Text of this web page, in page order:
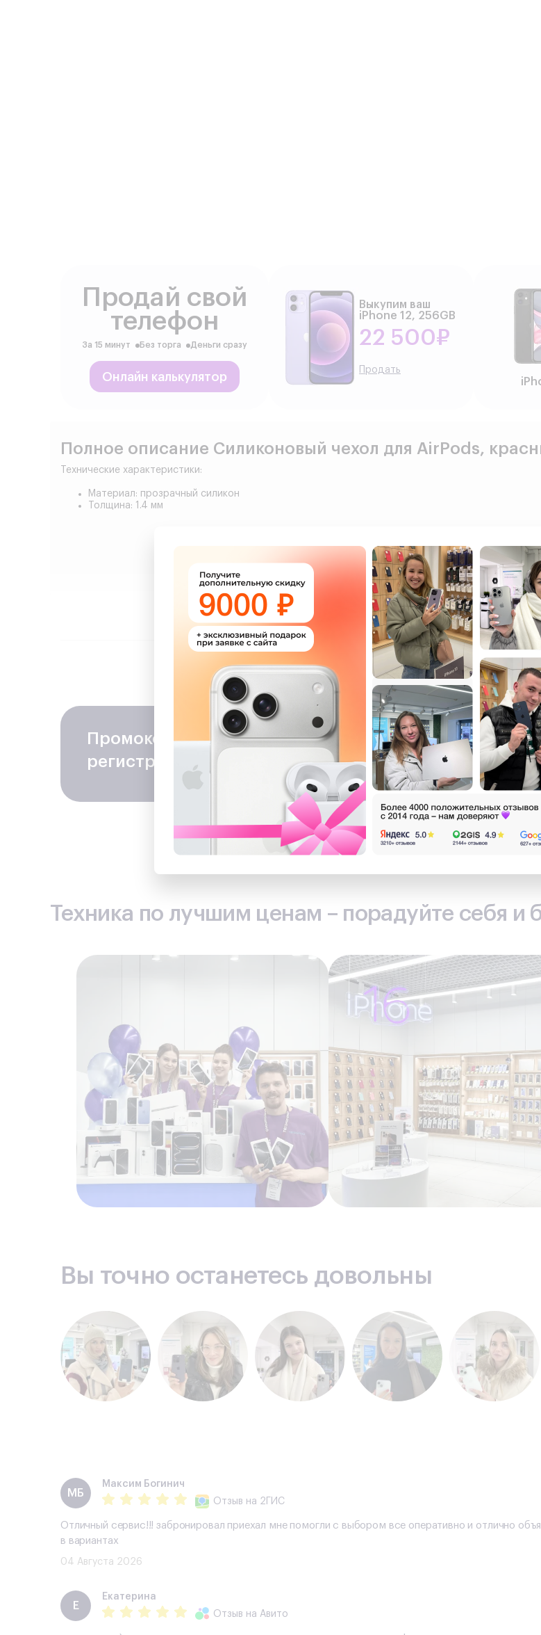
Продай свой
телефон
За 15 минут Без торга Деньги сразу
Онлайн калькулятор
Выкупим ваш
iPhone 12, 256GB
22 500₽
Продать
Полное описание Силиконовый чехол для AirPods,
Технические характеристики:
Материал: прозрачный силикон
Толщина: 1.4 мм
Показать текст
Сделайте свою
Промокод на скидку − 1000 ₽
регистрацию в программе лояльности
Техника по лучшим ценам – порадуйте себя и
Вы точно останетесь довольны
МБ
Максим Богинич
Отзыв на 2ГИС
Отличный сервис!!! забронировал приехал мне помогли с выбором все оперативно и отлично
в вариантах
04 Августа 2026
Е
Екатерина
Отзыв на Авито